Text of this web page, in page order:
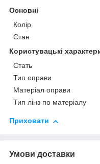
Основні
Колір
Стан
Користувацькі
Стать
Тип оправи
Матеріал оправи
Тип лінз по матеріалу
Приховати
Умови доставки